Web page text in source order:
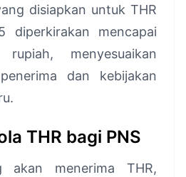
disiapkan untuk THR
diperkirakan mencapai
menyesuaikan
dan kebijakan
THR bagi PNS
akan menerima THR,